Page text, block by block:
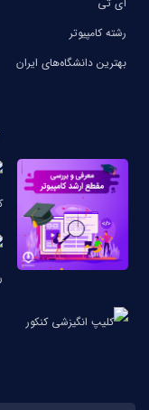
رشته کامپیوتر
بهترین دانشگاه‌های ایران